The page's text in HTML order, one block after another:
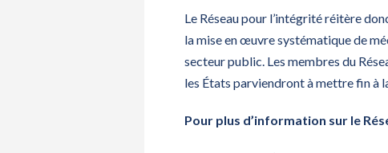
Le Réseau pour l’intégrité réitère
la mise en œuvre systématique de
secteur public. Les membres du
les États parviendront à mettre fin à
Pour plus d’information sur le